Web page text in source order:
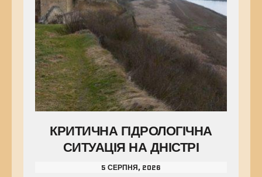
КРИТИЧНА ГІДРОЛОГІЧНА
СИТУАЦІЯ НА ДНІСТРІ
5 СЕРПНЯ, 2026